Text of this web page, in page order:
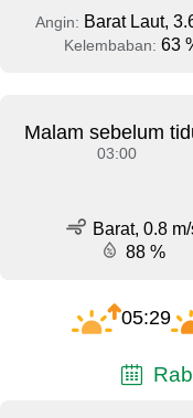
Angin: Barat Laut,
Kelembaban: 63
Malam sebelum
03:00
Barat, 0.8
88 %
05:29